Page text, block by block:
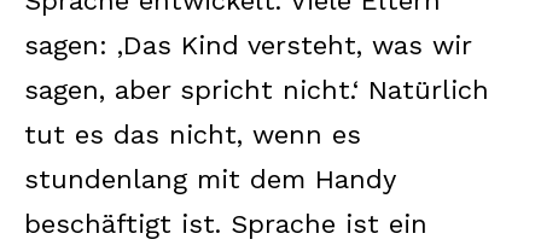
sagen: ‚Das Kind versteht, was wir
sagen, aber spricht nicht.‘ Natürlich
tut es das nicht, wenn es
stundenlang mit dem Handy
beschäftigt ist. Sprache ist ein